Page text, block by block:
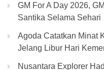
GM For A Day 2026,
Santika Selama Sehari
Agoda Catatkan Minat
Jelang Libur Hari
Nusantara Explorer